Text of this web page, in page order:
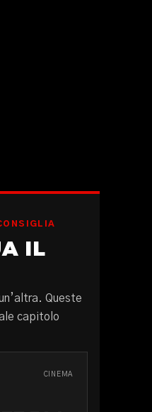
IL
Queste
capitolo
CINEMA